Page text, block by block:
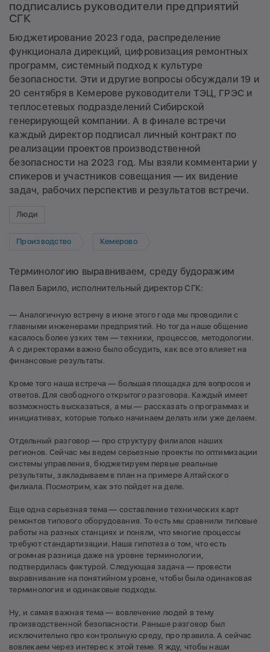
подписались руководители предприятий
СГК
Бюджетирование 2023 года, распределение
функционала дирекций, цифровизация ремонтных
программ, системный подход к культуре
безопасности. Эти и другие вопросы обсуждали 19 и
20 сентября в Кемерове руководители ТЭЦ, ГРЭС и
теплосетевых подразделений Сибирской
генерирующей компании. А в финале встречи
каждый директор подписал личный контракт по
реализации проектов производственной
безопасности на 2023 год. Мы взяли комментарии у
спикеров и участников совещания — их видение
задач, рабочих перспектив и результатов встречи.
Люди
Производство Кемерово
Терминологию выравниваем, среду будоражим
Павел Барило, исполнительный директор СГК:
— Аналогичную встречу в июне этого года мы проводили с
главными инженерами предприятий. Но тогда наше общение
касалось более узких тем — техники, процессов, методологии.
А с директорами важно было обсудить, как все это влияет на
финансовые результаты.
Кроме того наша встреча — большая площадка для вопросов и
ответов. Для свободного открытого разговора. Каждый имеет
возможность высказаться, а мы — рассказать о программах и
инициативах, которые только начинаем делать или уже делаем.
Отдельный разговор — про структуру филиалов наших
регионов. Сейчас мы ведем серьезные проекты по оптимизации
системы управления, бюджетируем первые реальные
результаты, закладываем в план на примере Алтайского
филиала. Посмотрим, как это пойдет на деле.
Еще одна серьезная тема — составление технических карт
ремонтов типового оборудования. То есть мы сравнили типовые
работы на разных станциях и поняли, что многие процессы
требуют стандартизации. Наша гипотеза о том, что есть
огромная разница даже на уровне терминологии,
подтвердилась фактурой. Следующая задача — провести
выравнивание на понятийном уровне, чтобы была одинаковая
терминология и одинаковые подходы.
Ну, и самая важная тема — вовлечение людей в тему
производственной безопасности. Раньше разговор был
исключительно про контрольную среду, про правила. А сейчас
вовлекаем через интерес к этой теме. Я жду, чтобы наши